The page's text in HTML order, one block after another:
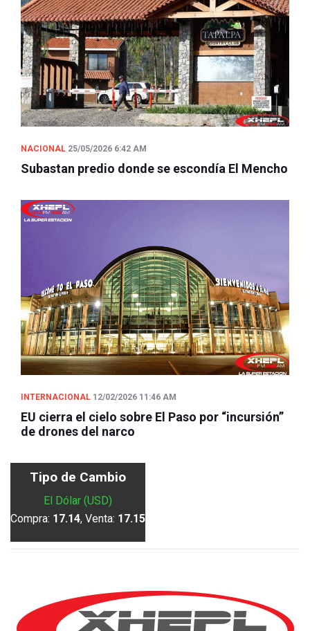
NACIONAL 25/05/2026 6:42 AM
Subastan predio donde se escondía El Mencho
INTERNACIONAL 12/02/2026 11:46 AM
EU cierra el cielo sobre El Paso por “incursión”
de drones del narco
Tipo de Cambio
El Dólar (USD)
Compra: 17.14, Venta: 17.15